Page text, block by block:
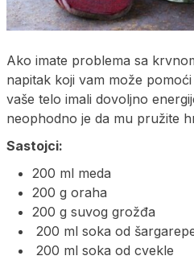
Ako imate problema sa
napitak koji vam može
vaše telo imali dovoljno
neophodno je da mu pružite
Sastojci:
200 ml meda
200 g oraha
200 g suvog grožđa
200 ml soka od
200 ml soka od cvekle